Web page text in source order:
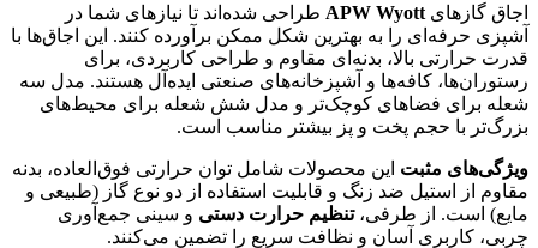
اجاق گازهای APW Wyott طراحی شده‌اند تا نیازهای شما در
آشپزی حرفه‌ای را به بهترین شکل ممکن برآورده کنند. این اجاق‌ها با
قدرت حرارتی بالا، بدنه‌ای مقاوم و طراحی کاربردی، برای
رستوران‌ها، کافه‌ها و آشپزخانه‌های صنعتی ایده‌آل هستند. مدل سه
شعله برای فضاهای کوچک‌تر و مدل شش شعله برای محیط‌های
بزرگ‌تر با حجم پخت و پز بیشتر مناسب است.
ویژگی‌های مثبت این محصولات شامل توان حرارتی فوق‌العاده، بدنه
مقاوم از استیل ضد زنگ و قابلیت استفاده از دو نوع گاز (طبیعی و
مایع) است. از طرفی،تنظیم حرارت دستی و سینی جمع‌آوری
چربی، کاربری آسان و نظافت سریع را تضمین می‌کنند.